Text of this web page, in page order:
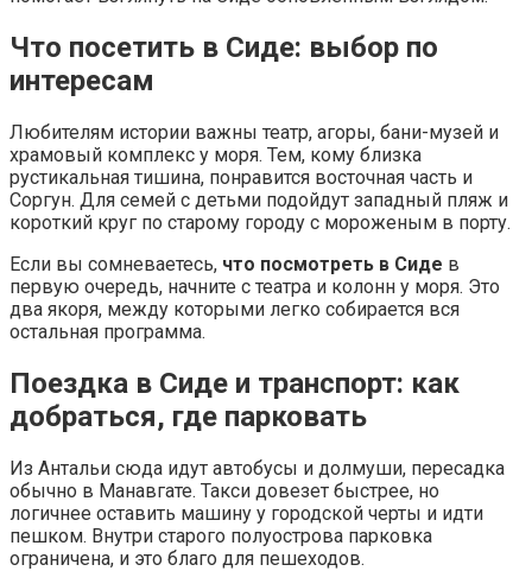
Что посетить в Сиде: выбор по
интересам
Любителям истории важны театр, агоры, бани-музей и
храмовый комплекс у моря. Тем, кому близка
рустикальная тишина, понравится восточная часть и
Соргун. Для семей с детьми подойдут западный пляж и
короткий круг по старому городу с мороженым в порту.
Если вы сомневаетесь, что посмотреть в Сиде в
первую очередь, начните с театра и колонн у моря. Это
два якоря, между которыми легко собирается вся
остальная программа.
Поездка в Сиде и транспорт: как
добраться, где парковать
Из Антальи сюда идут автобусы и долмуши, пересадка
обычно в Манавгате. Такси довезет быстрее, но
логичнее оставить машину у городской черты и идти
пешком. Внутри старого полуострова парковка
ограничена, и это благо для пешеходов.